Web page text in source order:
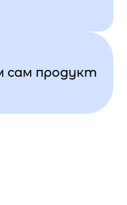
сам продукт